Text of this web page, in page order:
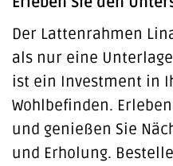
Der Lattenrahmen
als nur eine
ist ein Investment in
Wohlbefinden.
und genießen Sie
und Erholung.